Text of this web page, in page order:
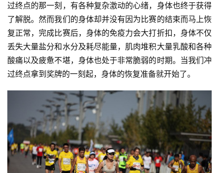
过终点的那一刻，有各种复杂激动的心绪，身体也终于获得
了解脱。然而我们的身体却并没有因为比赛的结束而马上恢
复正常，完成比赛后，身体的免疫力会大打折扣，身体不仅
丢失大量盐分和水分及耗尽能量，肌肉堆积大量乳酸和各种
酸痛以及疲惫不堪，身体也处于非常脆弱的时期。当我们冲
过终点拿到奖牌的一刻起，身体的恢复准备就开始了。